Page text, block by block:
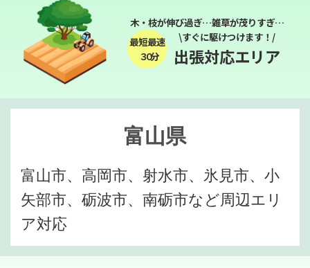
木・枝が伸び過ぎ…雑草が茂りすぎ…
最短最速
３０分
\すぐに駆けつけます！/
出張対応エリア
富山県
富山市、高岡市、射水市、氷見市、小
矢部市、砺波市、南砺市など周辺エリ
ア対応